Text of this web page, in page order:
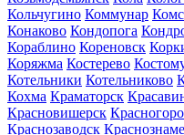
Кольчугино Коммунар
Конаково Кондопога
Кораблино Кореновск
Коряжма Костерево
Котельники Котельниково
Кохма Краматорск
Красновишерск
Краснозаводск